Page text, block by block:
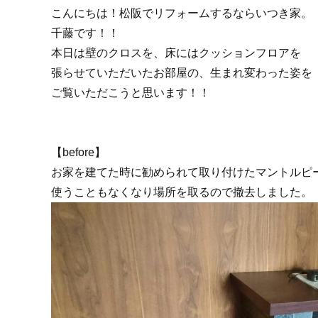
こんにちは！松阪でリフォームするならいつき家。
千藤です！！
本日は壁のクロスを、床にはクッションフロアを
張らせていただいたお部屋の、生まれ変わった姿を
ご覧いただこうと思います！！
【before】
お家を建てた時に勧められて取り付けたマントルピ
使うこともなくなり場所を取るので撤去しました。